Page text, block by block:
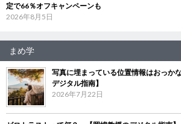
定で66％オフキャンペーンも
2026年8月5日
まめ学
写真に埋まっている位置情報はおっ
デジタル指南】
2026年7月22日